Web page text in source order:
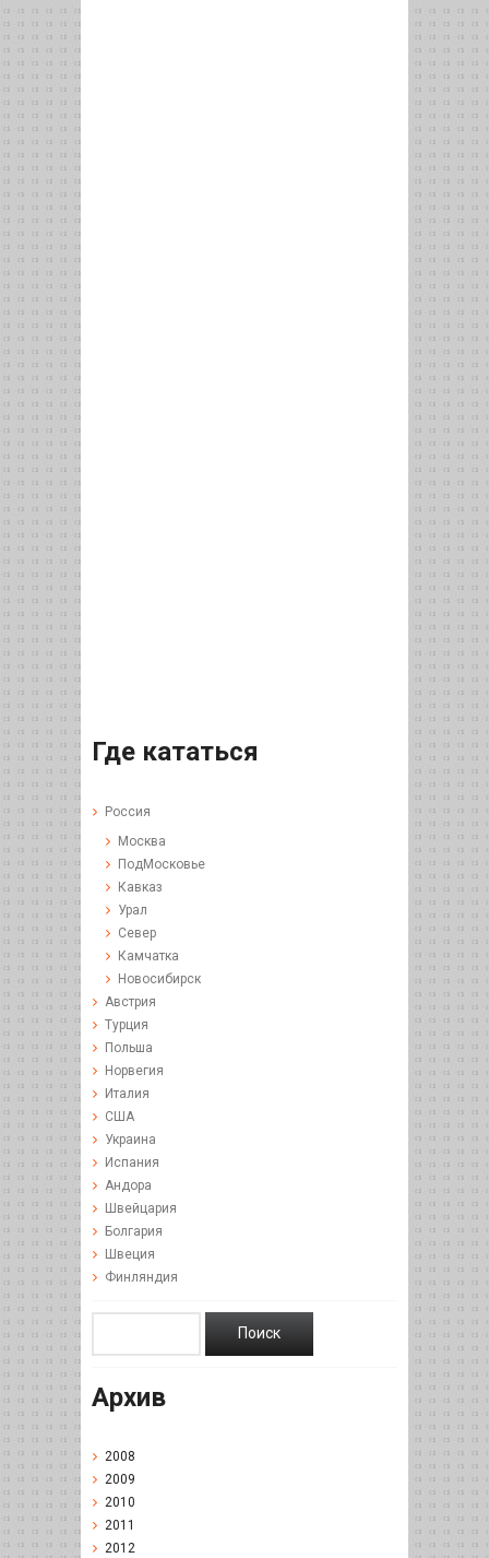
Где кататься
Россия
Москва
ПодМосковье
Кавказ
Урал
Север
Камчатка
Новосибирск
Австрия
Турция
Польша
Норвегия
Италия
США
Украина
Испания
Андора
Швейцария
Болгария
Швеция
Финляндия
Архив
2008
2009
2010
2011
2012